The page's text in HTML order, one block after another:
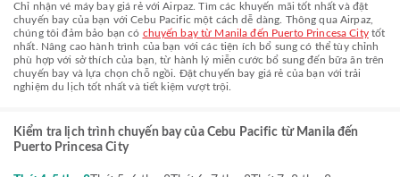
Chỉ nhận vé máy bay giá rẻ với Airpaz. Tìm các khuyến mãi tốt nhất và đặt
chuyến bay của bạn với Cebu Pacific một cách dễ dàng. Thông qua Airpaz,
chúng tôi đảm bảo bạn có chuyến bay từ Manila đến Puerto Princesa Citytốt
nhất. Nâng cao hành trình của bạn với các tiện ích bổ sung có thể tùy chỉnh
phù hợp với sở thích của bạn, từ hành lý miễn cước bổ sung đến bữa ăn trên
chuyến bay và lựa chọn chỗ ngồi. Đặt chuyến bay giá rẻ của bạn với trải
nghiệm du lịch tốt nhất và tiết kiệm vượt trội.
Kiểm tra lịch trình chuyến bay của Cebu Pacific từ Manila đến
Puerto Princesa City